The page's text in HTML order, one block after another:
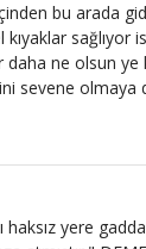
içinden bu arada
kıyaklar sağlıyor
daha ne olsun ye
sevene olmaya
haksız yere